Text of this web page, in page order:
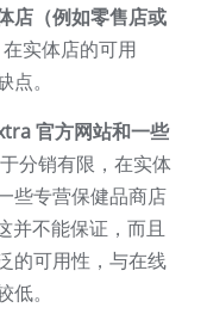
店（例如零售店或
实体店的可用
。
官方网站和一些
分销有限，在实体
些专营保健品商店
并不能保证，而且
的可用性，与在线
。